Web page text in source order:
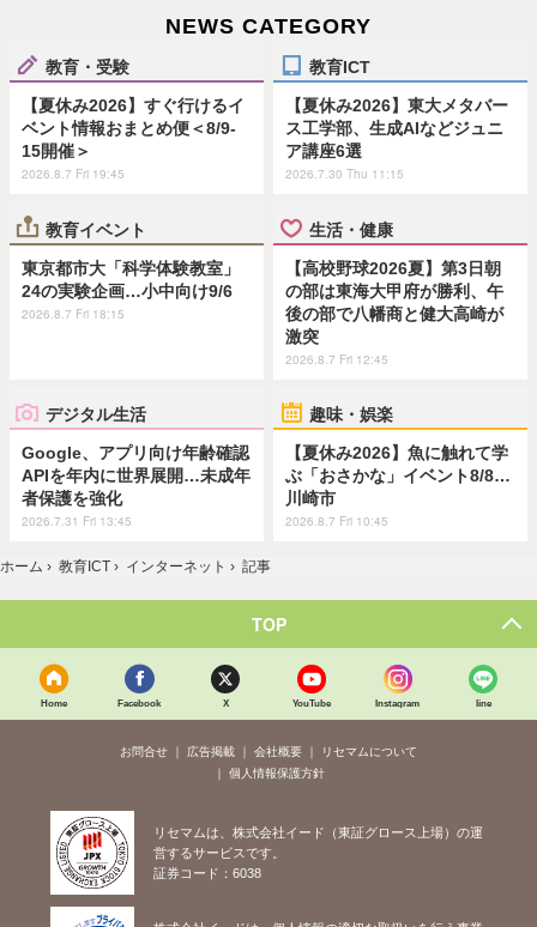
NEWS CATEGORY
教育・受験
【夏休み2026】すぐ行けるイ
ベント情報おまとめ便＜8/9-
15開催＞
2026.8.7 Fri 19:45
教育ICT
【夏休み2026】東大メタバー
ス工学部、生成AIなどジュニ
ア講座6選
2026.7.30 Thu 11:15
教育イベント
東京都市大「科学体験教室」
24の実験企画…小中向け9/6
2026.8.7 Fri 18:15
生活・健康
【高校野球2026夏】第3日朝
の部は東海大甲府が勝利、午
後の部で八幡商と健大高崎が
激突
2026.8.7 Fri 12:45
デジタル生活
Google、アプリ向け年齢確認
APIを年内に世界展開…未成年
者保護を強化
2026.7.31 Fri 13:45
趣味・娯楽
【夏休み2026】魚に触れて学
ぶ「おさかな」イベント8/8…
川崎市
2026.8.7 Fri 10:45
ホーム › 教育ICT › インターネット › 記事
TOP
Home Facebook X YouTube Instagram line
お問合せ 広告掲載 会社概要
リセマムについて
個人情報保護方針
リセマムは、株式会社イード（東証グロース上場）の運
営するサービスです。
証券コード：6038